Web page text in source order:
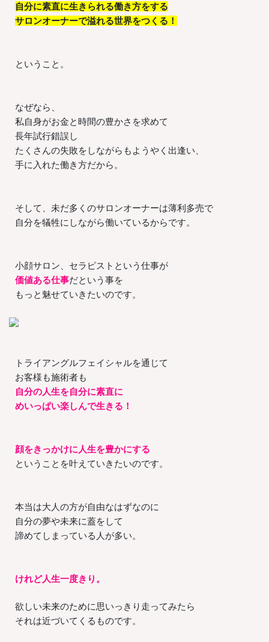
自分に素直に生きられる働き方をする
サロンオーナーで溢れる世界をつくる！
ということ。
なぜなら、
私自身がお金と時間の豊かさを求めて
長年試行錯誤し
たくさんの失敗をしながらもようやく出逢い、
手に入れた働き方だから。
そして、未だ多くのサロンオーナーは薄利多売で
自分を犠牲にしながら働いているからです。
小顔サロン、セラピストという仕事が
価値ある仕事だという事を
もっと魅せていきたいのです。
トライアングルフェイシャルを通じて
お客様も施術者も
自分の人生を自分に素直に
めいっぱい楽しんで生きる！
顔をきっかけに人生を豊かにする
ということを叶えていきたいのです。
本当は大人の方が自由なはずなのに
自分の夢や未来に蓋をして
諦めてしまっている人が多い。
けれど人生一度きり。
欲しい未来のために思いっきり走ってみたら
それは近づいてくるものです。